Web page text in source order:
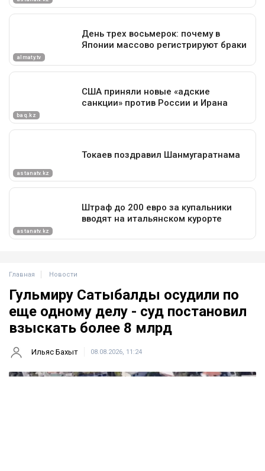
Главная Новости
Гульмиру Сатыбалды осудили по
еще одному делу - суд постановил
взыскать более 8 млрд
Ильяс Бахыт 08.08.2026, 11:24